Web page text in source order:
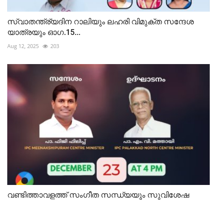
സ്വാതന്ത്ര്യദിന റാലിയും ലഹരി വിമുക്ത സന്ദേശ
യാത്രയും ഓഗ.15...
Aug 12, 2025 203
വണ്ടിത്താവളത്ത് സംഗീത സന്ധ്യയും സുവിശേഷ